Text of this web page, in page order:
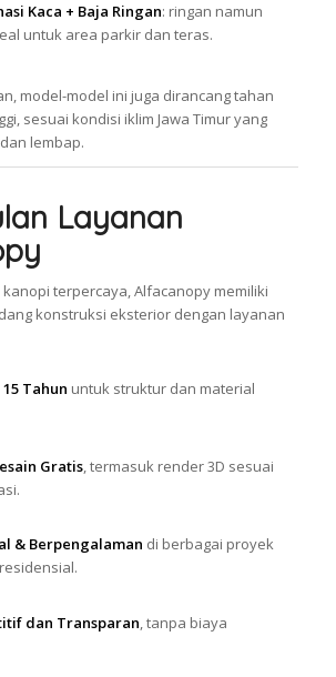
Kaca + Baja Ringan: ringan namun
untuk area parkir dan teras.
model-model ini juga dirancang tahan
sesuai kondisi iklim Jawa Timur yang
lembap.
Layanan
terpercaya, Alfacanopy memiliki
konstruksi eksterior dengan layanan
Tahun untuk struktur dan material
Gratis, termasuk render 3D sesuai
& Berpengalaman di berbagai proyek
dan Transparan , tanpa biaya